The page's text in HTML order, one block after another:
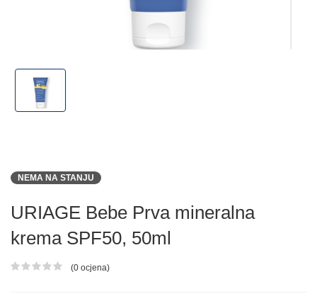
NEMA NA STANJU
URIAGE Bebe Prva mineralna
krema SPF50, 50ml
Ocjena proizvoda
(0 ocjena)